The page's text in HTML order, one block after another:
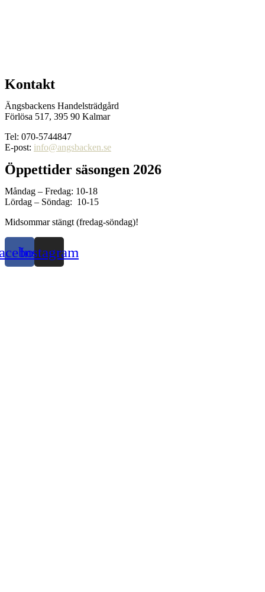
Kontakt
Ängsbackens Handelsträdgård
Förlösa 517, 395 90 Kalmar
Tel: 070-5744847
E-post: info@angsbacken.se
Öppettider säsongen 2026
Måndag – Fredag: 10-18
Lördag – Söndag: 10-15
Midsommar stängt (fredag-söndag)!
Instagram